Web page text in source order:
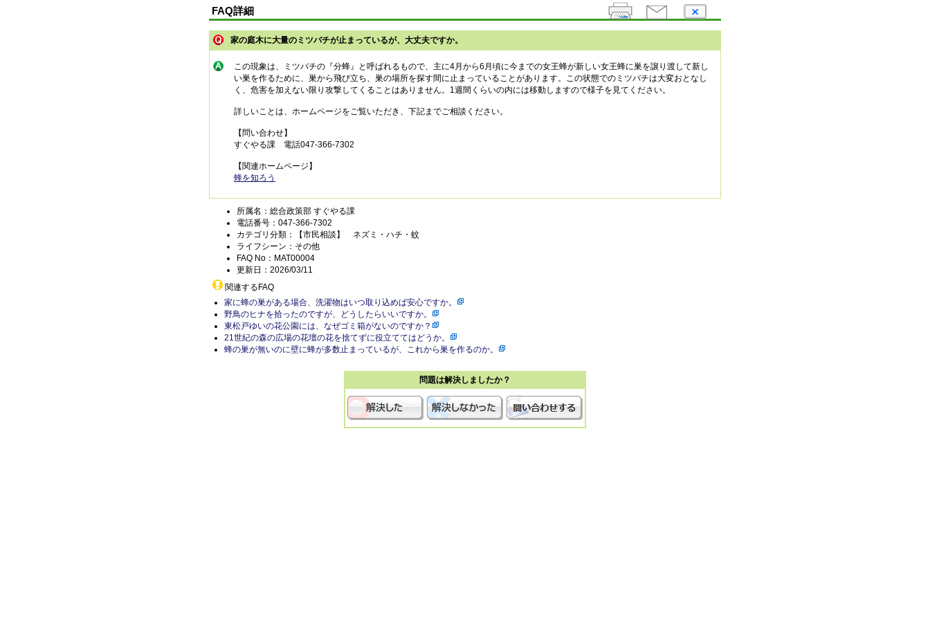
FAQ詳細
家の庭木に大量のミツバチが止まっているが、大丈夫ですか。
この現象は、ミツバチの『分蜂』と呼ばれるもので、主に4月から6月頃に今までの女王蜂が新しい女王蜂に巣を譲り渡して新し
い巣を作るために、巣から飛び立ち、巣の場所を探す間に止まっていることがあります。この状態でのミツバチは大変おとなし
く、危害を加えない限り攻撃してくることはありません。1週間くらいの内には移動しますので様子を見てください。
詳しいことは、ホームページをご覧いただき、下記までご相談ください。
【問い合わせ】
すぐやる課 電話047-366-7302
【関連ホームページ】
蜂を知ろう
所属名：総合政策部 すぐやる課
電話番号：047-366-7302
カテゴリ分類：【市民相談】 ネズミ・ハチ・蚊
ライフシーン：その他
FAQ No：MAT00004
更新日：2026/03/11
関連するFAQ
家に蜂の巣がある場合、洗濯物はいつ取り込めば安心ですか。
野鳥のヒナを拾ったのですが、どうしたらいいですか。
東松戸ゆいの花公園には、なぜゴミ箱がないのですか？
21世紀の森の広場の花壇の花を捨てずに役立ててはどうか。
蜂の巣が無いのに壁に蜂が多数止まっているが、これから巣を作るのか。
問題は解決しましたか？